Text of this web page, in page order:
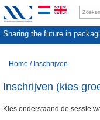
Sharing the future in
Home / Inschrijven
Inschrijven (kies
Kies onderstaand de sessie